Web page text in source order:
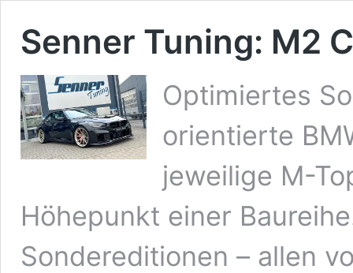
Senner Tuning: M2
Optimiertes
orientierte
jeweilige M-
Höhepunkt einer
Sondereditionen – allen